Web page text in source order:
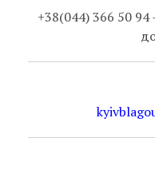
+38(044) 366 50 94